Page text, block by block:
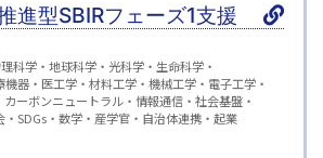
進型SBIRフェーズ1支援
科学 地球科学 光科学
生命科学
機器・医工学 材料工学 機械工学
電子工学
カーボンニュートラル 情報通信
社会基盤
SDGs 数学 産学官・自治体連携 起業